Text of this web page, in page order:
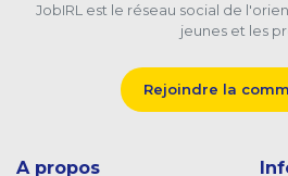
JobIRL est le réseau social de
jeunes et les
Rejoindre la
A propos